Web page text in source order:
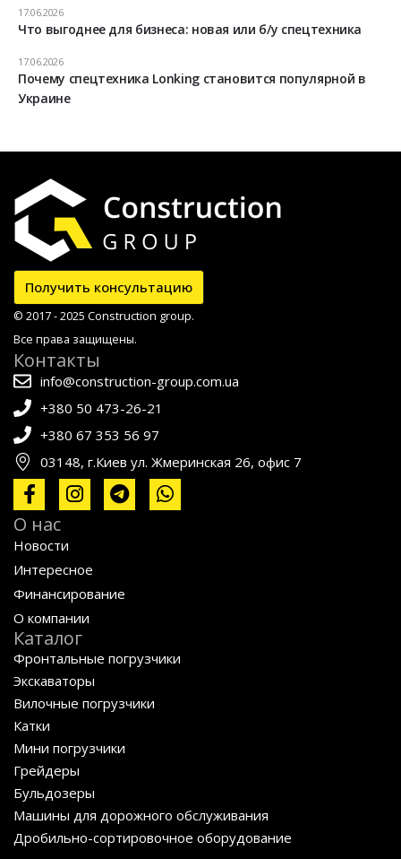
Что выгоднее для бизнеса: новая или б/у спецтехника
17.06.2026
Почему спецтехника Lonking становится популярной в
Украине
17.06.2026
Получить консультацию
© 2017 - 2025 Construction group.
Все права защищены.
Контакты
info@construction-group.com.ua
+380 50 473-26-21
+380 67 353 56 97
03148, г.Киев ул. Жмеринская 26, офис 7
О нас
Новости
Интересное
Финансирование
О компании
Каталог
Фронтальные погрузчики
Экскаваторы
Вилочные погрузчики
Катки
Мини погрузчики
Грейдеры
Бульдозеры
Машины для дорожного обслуживания
Дробильно-сортировочное оборудование